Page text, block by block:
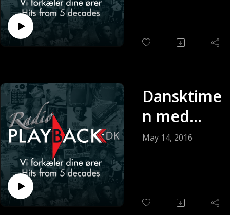
05-2016)
Dansktime
n med
Keldy
05-2016)
May 14, 2016